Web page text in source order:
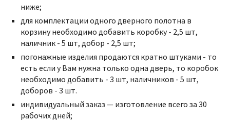
ниже;
для комплектации одного дверного полотна в
корзину необходимо добавить коробку - 2,5 шт,
наличник - 5 шт, добор - 2,5 шт;
погонажные изделия продаются кратно штуками - то
есть если у Вам нужна только одна дверь, то коробок
необходимо добавить - 3 шт, наличников - 5 шт,
доборов - 3 шт.
индивидуальный заказ — изготовление всего за 30
рабочих дней;